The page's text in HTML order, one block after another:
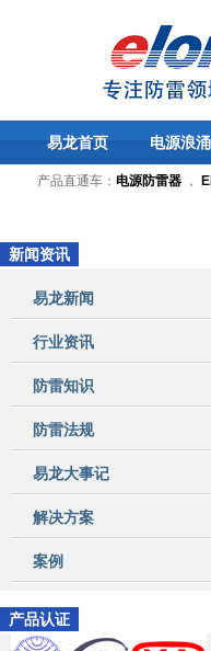
易龙首页 电源浪
产品直通车： 电源防雷器 ，
新闻资讯
易龙新闻
行业资讯
防雷知识
防雷法规
易龙大事记
解决方案
案例
产品认证